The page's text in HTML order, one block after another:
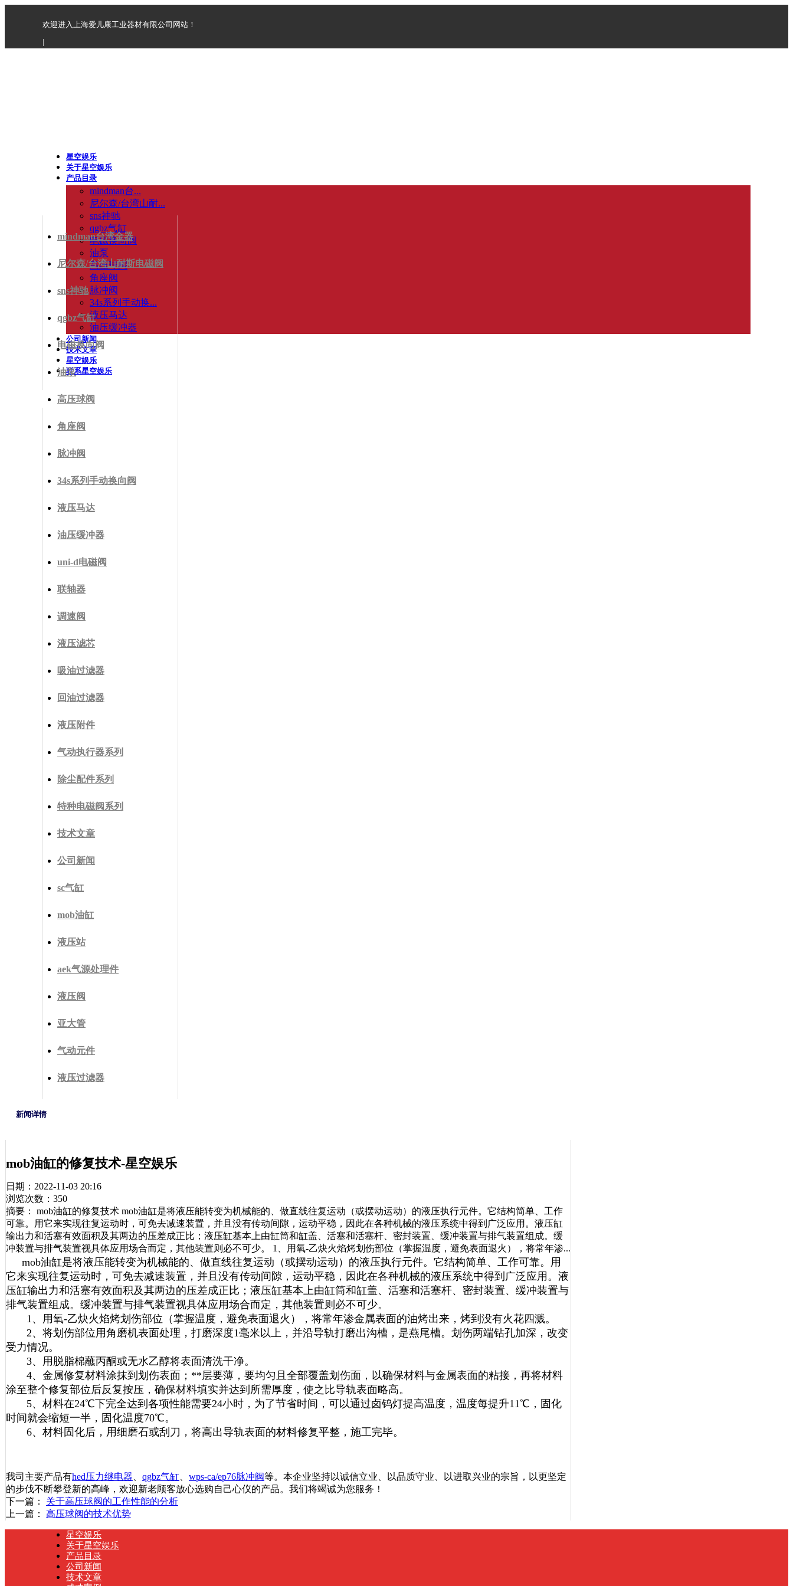
欢迎进入上海爱儿康工业器材有限公司网站！
|
星空娱乐
关于星空娱乐
产品目录
mindman台...
尼尔森/台湾山耐...
sns神驰
qgbz气缸
电磁换向阀
油泵
高压球阀
角座阀
脉冲阀
34s系列手动换...
液压马达
油压缓冲器
公司新闻
技术文章
星空娱乐
联系星空娱乐
mindman台湾金器
尼尔森/台湾山耐斯电磁阀
sns神驰
qgbz气缸
电磁换向阀
油泵
高压球阀
角座阀
脉冲阀
34s系列手动换向阀
液压马达
油压缓冲器
uni-d电磁阀
联轴器
调速阀
液压滤芯
吸油过滤器
回油过滤器
液压附件
气动执行器系列
除尘配件系列
特种电磁阀系列
技术文章
公司新闻
sc气缸
mob油缸
液压站
aek气源处理件
液压阀
亚大管
气动元件
液压过滤器
新闻详情
mob油缸的修复技术-星空娱乐
日期：2022-11-03 20:16
浏览次数：350
摘要： mob油缸的修复技术 mob油缸是将液压能转变为机械能的、做直线往复运动（或摆动运动）的液压执行元件。它结构简单、工作
可靠。用它来实现往复运动时，可免去减速装置，并且没有传动间隙，运动平稳，因此在各种机械的液压系统中得到广泛应用。液压缸
输出力和活塞有效面积及其两边的压差成正比；液压缸基本上由缸筒和缸盖、活塞和活塞杆、密封装置、缓冲装置与排气装置组成。缓
冲装置与排气装置视具体应用场合而定，其他装置则必不可少。 1、用氧-乙炔火焰烤划伤部位（掌握温度，避免表面退火），将常年渗...
mob油缸是将液压能转变为机械能的、做直线往复运动（或摆动运动）的液压执行元件。它结构简单、工作可靠。用
它来实现往复运动时，可免去减速装置，并且没有传动间隙，运动平稳，因此在各种机械的液压系统中得到广泛应用。液
压缸输出力和活塞有效面积及其两边的压差成正比；液压缸基本上由缸筒和缸盖、活塞和活塞杆、密封装置、缓冲装置与
排气装置组成。缓冲装置与排气装置视具体应用场合而定，其他装置则必不可少。
1、用氧-乙炔火焰烤划伤部位（掌握温度，避免表面退火），将常年渗金属表面的油烤出来，烤到没有火花四溅。
2、将划伤部位用角磨机表面处理，打磨深度1毫米以上，并沿导轨打磨出沟槽，是燕尾槽。划伤两端钻孔加深，改变
受力情况。
3、用脱脂棉蘸丙酮或无水乙醇将表面清洗干净。
4、金属修复材料涂抹到划伤表面；**层要薄，要均匀且全部覆盖划伤面，以确保材料与金属表面的粘接，再将材料
涂至整个修复部位后反复按压，确保材料填实并达到所需厚度，使之比导轨表面略高。
5、材料在24℃下完全达到各项性能需要24小时，为了节省时间，可以通过卤钨灯提高温度，温度每提升11℃，固化
时间就会缩短一半，固化温度70℃。
6、材料固化后，用细磨石或刮刀，将高出导轨表面的材料修复平整，施工完毕。
我司主要产品有hed压力继电器、 qgbz气缸、 wps-ca/ep76脉冲阀等。本企业坚持以诚信立业、以品质守业、以进取兴业的宗旨，以更坚定
的步伐不断攀登新的高峰，欢迎新老顾客放心选购自己心仪的产品。我们将竭诚为您服务！
下一篇：
关于高压球阀的工作性能的分析
上一篇：
高压球阀的技术优势
星空娱乐
关于星空娱乐
产品目录
公司新闻
技术文章